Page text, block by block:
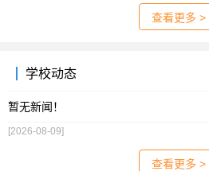
查看更多 >
学校动态
暂无新闻！
[2026-08-09]
查看更多 >